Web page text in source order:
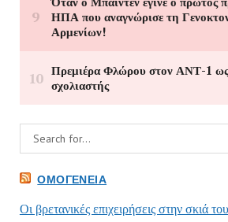
ΟΜΟΓΈΝΕΙΑ
Οι βρετανικές επιχειρήσεις στην σκιά